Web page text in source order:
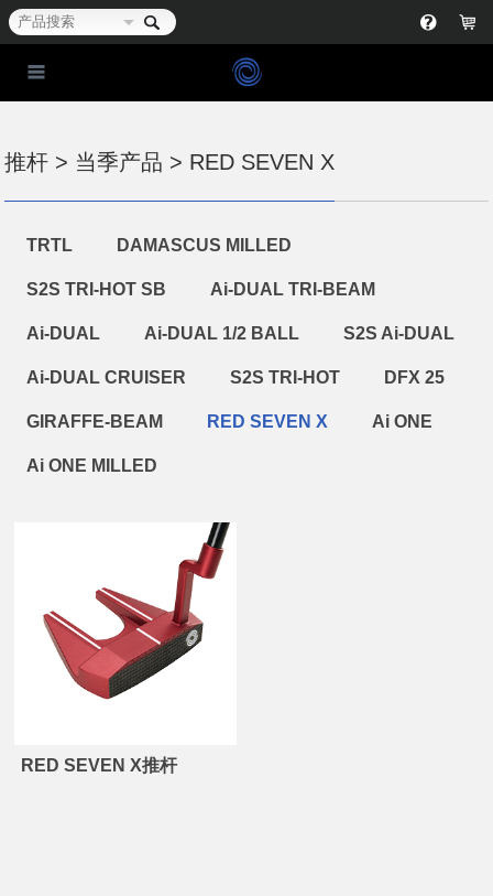
推杆 > 当季产品 > RED SEVEN X
TRTL DAMASCUS MILLED
S2S TRI-HOT SB Ai-DUAL TRI-BEAM
Ai-DUAL Ai-DUAL 1/2 BALL S2S Ai-DUAL
Ai-DUAL CRUISER S2S TRI-HOT DFX 25
GIRAFFE-BEAM RED SEVEN X Ai ONE
Ai ONE MILLED
RED SEVEN X推杆